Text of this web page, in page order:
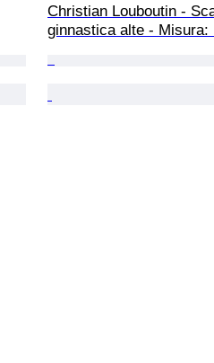
Christian Louboutin -
ginnastica alte - Misura: